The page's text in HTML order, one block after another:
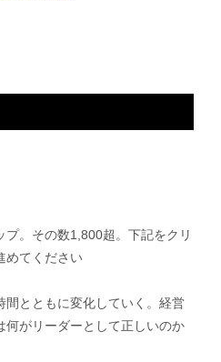
。その数1,800超。下記をクリ
めてください
とともに変化していく。経営
何がリーダーとして正しいのか